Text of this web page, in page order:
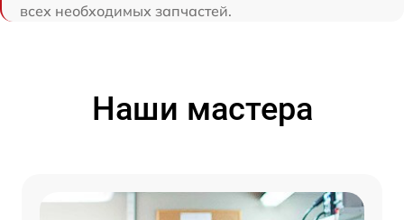
всех необходимых запчастей.
Наши мастера